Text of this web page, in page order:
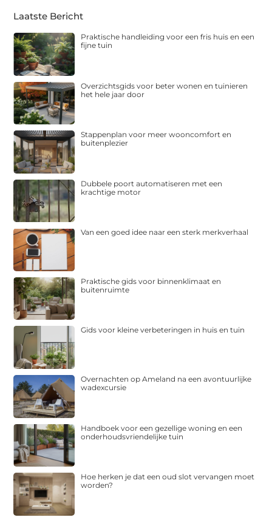
Laatste Bericht
Praktische handleiding voor een fris huis en een
fijne tuin
Overzichtsgids voor beter wonen en tuinieren
het hele jaar door
Stappenplan voor meer wooncomfort en
buitenplezier
Dubbele poort automatiseren met een
krachtige motor
Van een goed idee naar een sterk merkverhaal
Praktische gids voor binnenklimaat en
buitenruimte
Gids voor kleine verbeteringen in huis en tuin
Overnachten op Ameland na een avontuurlijke
wadexcursie
Handboek voor een gezellige woning en een
onderhoudsvriendelijke tuin
Hoe herken je dat een oud slot vervangen moet
worden?